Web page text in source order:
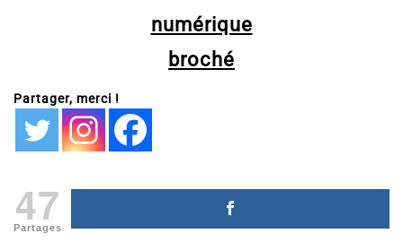
numérique
broché
Partager, merci !
47
Partages